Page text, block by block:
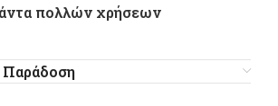
πολλών χρήσεων
Παράδοση